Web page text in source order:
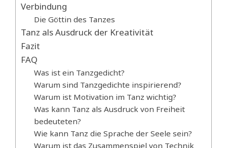
Verbindung
Die Göttin des Tanzes
Tanz als Ausdruck der Kreativität
Fazit
FAQ
Was ist ein Tanzgedicht?
Warum sind Tanzgedichte inspirierend?
Warum ist Motivation im Tanz wichtig?
Was kann Tanz als Ausdruck von Freiheit
bedeuteten?
Wie kann Tanz die Sprache der Seele sein?
Warum ist das Zusammenspiel von Technik